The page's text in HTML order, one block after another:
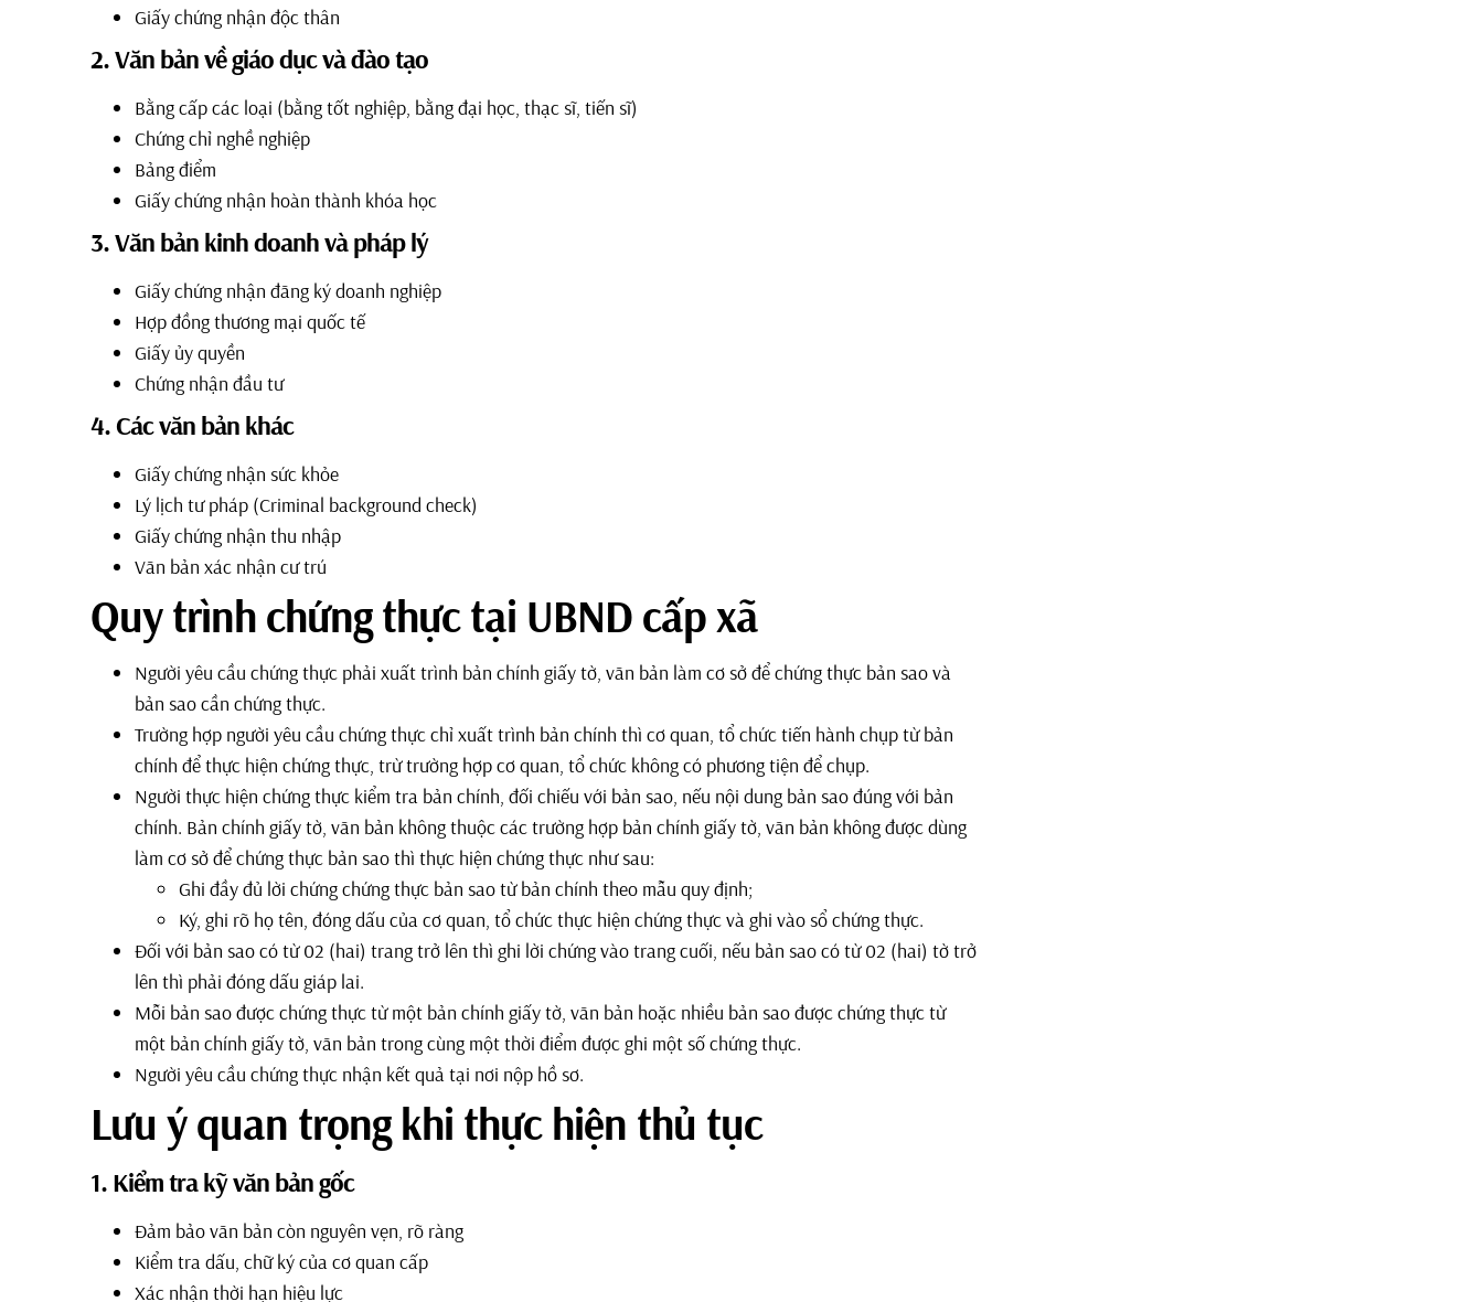
Giấy chứng nhận độc thân
2. Văn bản về giáo dục và đào tạo
Bằng cấp các loại (bằng tốt nghiệp, bằng đại học, thạc sĩ, tiến sĩ)
Chứng chỉ nghề nghiệp
Bảng điểm
Giấy chứng nhận hoàn thành khóa học
3. Văn bản kinh doanh và pháp lý
Giấy chứng nhận đăng ký doanh nghiệp
Hợp đồng thương mại quốc tế
Giấy ủy quyền
Chứng nhận đầu tư
4. Các văn bản khác
Giấy chứng nhận sức khỏe
Lý lịch tư pháp (Criminal background check)
Giấy chứng nhận thu nhập
Văn bản xác nhận cư trú
Quy trình chứng thực tại UBND cấp xã
Người yêu cầu chứng thực phải xuất trình bản chính giấy tờ, văn bản làm cơ sở để chứng thực bản sao và
bản sao cần chứng thực.
Trường hợp người yêu cầu chứng thực chỉ xuất trình bản chính thì cơ quan, tổ chức tiến hành chụp từ bản
chính để thực hiện chứng thực, trừ trường hợp cơ quan, tổ chức không có phương tiện để chụp.
Người thực hiện chứng thực kiểm tra bản chính, đối chiếu với bản sao, nếu nội dung bản sao đúng với bản
chính. Bản chính giấy tờ, văn bản không thuộc các trường hợp bản chính giấy tờ, văn bản không được dùng
làm cơ sở để chứng thực bản sao thì thực hiện chứng thực như sau:
Ghi đầy đủ lời chứng chứng thực bản sao từ bản chính theo mẫu quy định;
Ký, ghi rõ họ tên, đóng dấu của cơ quan, tổ chức thực hiện chứng thực và ghi vào sổ chứng thực.
Đối với bản sao có từ 02 (hai) trang trở lên thì ghi lời chứng vào trang cuối, nếu bản sao có từ 02 (hai) tờ trở
lên thì phải đóng dấu giáp lai.
Mỗi bản sao được chứng thực từ một bản chính giấy tờ, văn bản hoặc nhiều bản sao được chứng thực từ
một bản chính giấy tờ, văn bản trong cùng một thời điểm được ghi một số chứng thực.
Người yêu cầu chứng thực nhận kết quả tại nơi nộp hồ sơ.
Lưu ý quan trọng khi thực hiện thủ tục
1. Kiểm tra kỹ văn bản gốc
Đảm bảo văn bản còn nguyên vẹn, rõ ràng
Kiểm tra dấu, chữ ký của cơ quan cấp
Xác nhận thời hạn hiệu lực